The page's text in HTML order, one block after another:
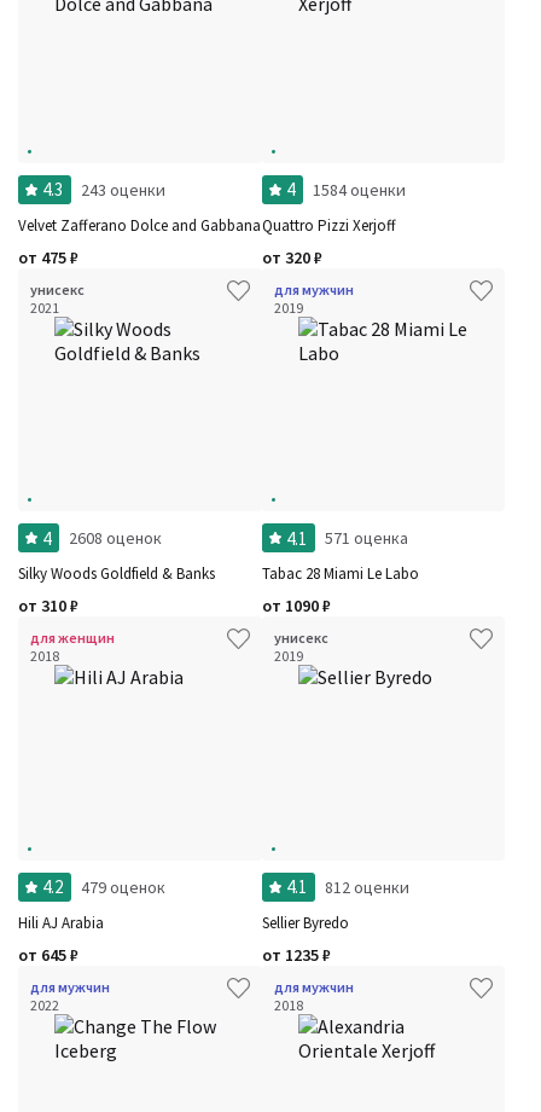
4.3 243 оценки
Velvet Zafferano Dolce and Gabbana
от 475₽
4 1584 оценки
Quattro Pizzi Xerjoff
от 320₽
унисекс
2021
4 2608 оценок
Silky Woods Goldfield & Banks
от 310₽
для мужчин
2019
4.1 571 оценка
Tabac 28 Miami Le Labo
от 1090₽
для женщин
2018
4.2 479 оценок
Hili AJ Arabia
от 645₽
унисекс
2019
4.1 812 оценки
Sellier Byredo
от 1235₽
для мужчин
2022
для мужчин
2018